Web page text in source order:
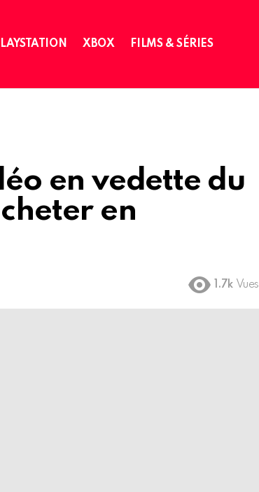
XBOX FILMS & SÉRIES
en vedette du
en
1.7k Vues